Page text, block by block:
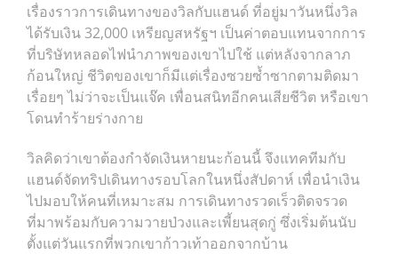
เรื่องราวการเดินทางของวิลกับแฮนด์ ที่อยู่มาวันหนึ่งวิล
ได้รับเงิน 32,000 เหรียญสหรัฐฯ เป็นค่าตอบแทนจากการ
ที่บริษัทหลอดไฟนำภาพของเขาไปใช้ แต่หลังจากลาภ
ก้อนใหญ่ ชีวิตของเขาก็มีแต่เรื่องซวยซ้ำซากตามติดมา
เรื่อยๆ ไม่ว่าจะเป็นแจ๊ค เพื่อนสนิทอีกคนเสียชีวิต หรือเขา
โดนทำร้ายร่างกาย
วิลคิดว่าเขาต้องกำจัดเงินหายนะก้อนนี้ จึงแทคทีมกับ
แฮนด์จัดทริปเดินทางรอบโลกในหนึ่งสัปดาห์ เพื่อนำเงิน
ไปมอบให้คนที่เหมาะสม การเดินทางรวดเร็วติดจรวด
ที่มาพร้อมกับความวายป่วงและเพี้ยนสุดกู่ ซึ่งเริ่มต้นนับ
ตั้งแต่วันแรกที่พวกเขาก้าวเท้าออกจากบ้าน